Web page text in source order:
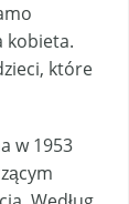
kobieta.
które
w 1953